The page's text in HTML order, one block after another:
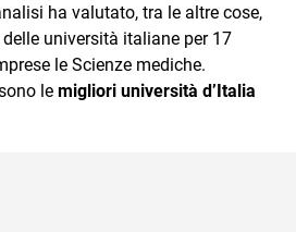
ha valutato, tra le altre cose,
università italiane per 17
le Scienze mediche.
le migliori università d’Italia